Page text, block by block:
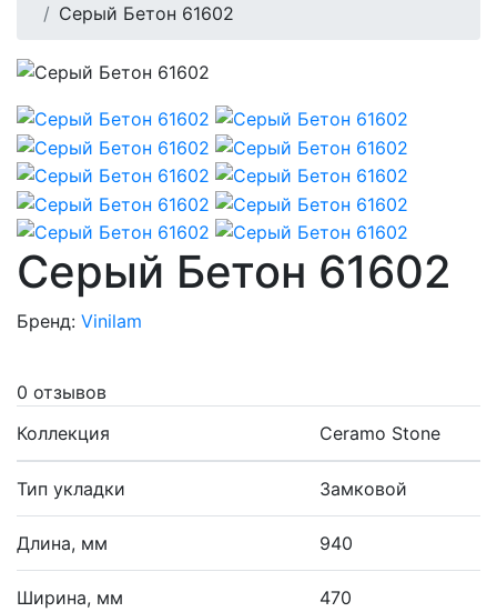
Серый Бетон 61602
Серый Бетон 61602
Бренд: Vinilam
0 отзывов
Коллекция
Ceramo Stone
Тип укладки Замковой
Длина, мм 940
Ширина, мм 470